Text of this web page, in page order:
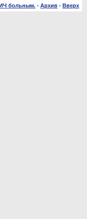
больным. - Архив - Вверх